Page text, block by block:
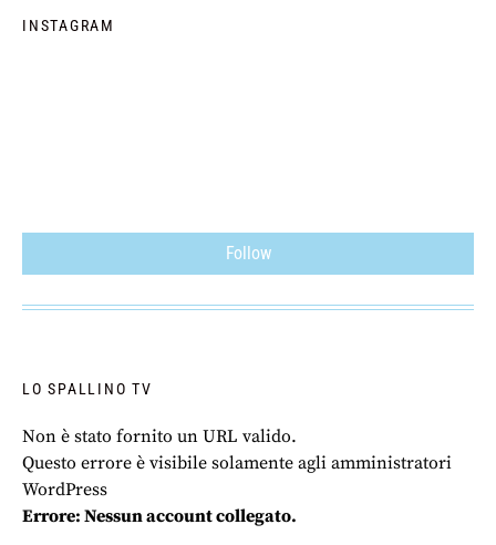
INSTAGRAM
Follow
LO SPALLINO TV
Non è stato fornito un URL valido.
Questo errore è visibile solamente agli amministratori
WordPress
Errore: Nessun account collegato.